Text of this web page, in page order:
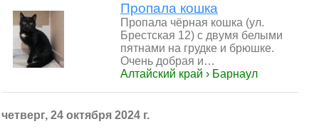
Пропала кошка
Пропала чёрная кошка (ул.
Брестская 12) с двумя белыми
пятнами на грудке и брюшке.
Очень добрая и…
Алтайский край › Барнаул
четверг, 24 октября 2024 г.